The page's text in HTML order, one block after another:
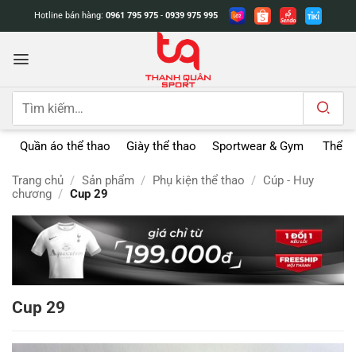
dung
Hotline bán hàng: 0961 795 975 - 0939 975 995
Tìm
Quần áo thể thao Giày thể thao Sportwear & Gym Thể
Trang chủ / Sản phẩm / Phụ kiện thể thao / Cúp - Huy
chương / Cup 29
Cup 29